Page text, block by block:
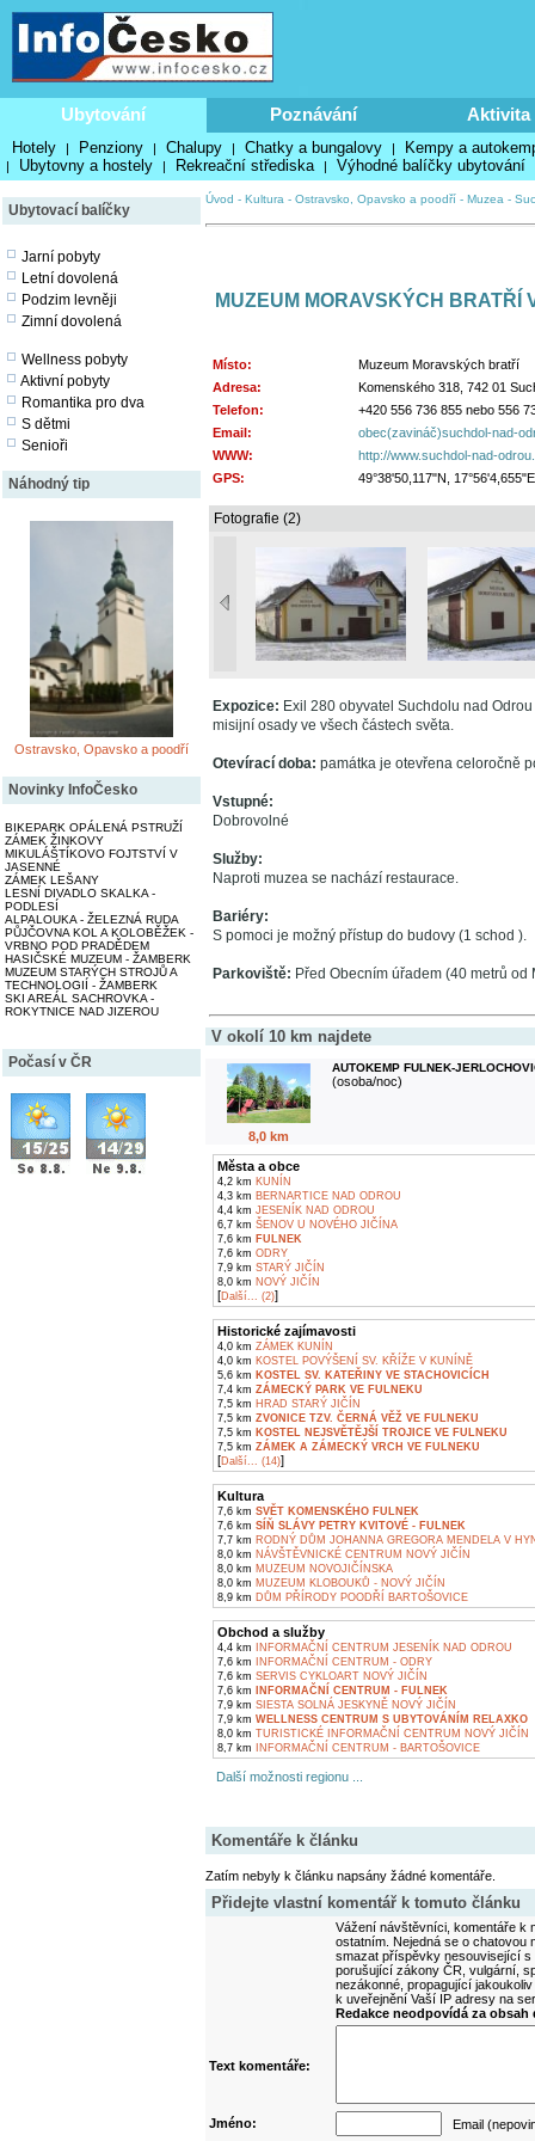
Ubytování Poznávání Aktivita
Hotely | Penziony | Chalupy | Chatky a bungalovy | Kempy a
| Ubytovny a hostely | Rekreační střediska | Výhodné balíčky ubytování
Ubytovací balíčky
Jarní pobyty
Letní dovolená
Podzim levněji
Zimní dovolená
Wellness pobyty
Aktivní pobyty
Romantika pro dva
S dětmi
Senioři
Náhodný tip
Ostravsko, Opavsko a poodří
Novinky InfoČesko
BIKEPARK OPÁLENÁ PSTRUŽÍ
ZÁMEK ŽINKOVY
MIKULÁŠTÍKOVO FOJTSTVÍ V
JASENNÉ
ZÁMEK LEŠANY
LESNÍ DIVADLO SKALKA -
PODLESÍ
ALPALOUKA - ŽELEZNÁ RUDA
PŮJČOVNA KOL A KOLOBĚŽEK -
VRBNO POD PRADĚDEM
HASIČSKÉ MUZEUM - ŽAMBERK
MUZEUM STARÝCH STROJŮ A
TECHNOLOGIÍ - ŽAMBERK
SKI AREÁL SACHROVKA -
ROKYTNICE NAD JIZEROU
Počasí v ČR
Úvod - Kultura - Ostravsko, Opavsko a poodří - Muzea -
MUZEUM MORAVSKÝCH BRATŘÍ
Místo:
Muzeum Moravských bratří
Adresa:
Komenského 318, 742 01
Telefon:
+420 556 736 855 nebo 556
Email:
obec(zavináč)suchdol-nad-
WWW:
http://www.suchdol-nad-
GPS:
49°38'50,117"N, 17°56'4,655"E
Fotografie (2)
Expozice: Exil 280 obyvatel Suchdolu nad
misijní osady ve všech částech světa.
Otevírací doba: památka je otevřena celoročně
Vstupné:
Dobrovolné
Služby:
Naproti muzea se nachází restaurace.
Bariéry:
S pomoci je možný přístup do budovy (1 schod ).
Parkoviště: Před Obecním úřadem (40 metrů od
V okolí 10 km najdete
8,0 km
AUTOKEMP FULNEK-
(osoba/noc)
Města a obce
4,2 km KUNÍN
4,3 km BERNARTICE NAD ODROU
4,4 km JESENÍK NAD ODROU
6,7 km ŠENOV U NOVÉHO JIČÍNA
7,6 km FULNEK
7,6 km ODRY
7,9 km STARÝ JIČÍN
8,0 km NOVÝ JIČÍN
[Další... (2)]
Historické zajímavosti
4,0 km ZÁMEK KUNÍN
4,0 km KOSTEL POVÝŠENÍ SV. KŘÍŽE V KUNÍNĚ
5,6 km KOSTEL SV. KATEŘINY VE STACHOVICÍCH
7,4 km ZÁMECKÝ PARK VE FULNEKU
7,5 km HRAD STARÝ JIČÍN
7,5 km ZVONICE TZV. ČERNÁ VĚŽ VE FULNEKU
7,5 km KOSTEL NEJSVĚTĚJŠÍ TROJICE VE FULNEKU
7,5 km ZÁMEK A ZÁMECKÝ VRCH VE FULNEKU
[Další... (14)]
Kultura
7,6 km SVĚT KOMENSKÉHO FULNEK
7,6 km SÍŇ SLÁVY PETRY KVITOVÉ - FULNEK
7,7 km RODNÝ DŮM JOHANNA GREGORA MENDELA V
8,0 km NÁVŠTĚVNICKÉ CENTRUM NOVÝ JIČÍN
8,0 km MUZEUM NOVOJIČÍNSKA
8,0 km MUZEUM KLOBOUKŮ - NOVÝ JIČÍN
8,9 km DŮM PŘÍRODY POODŘÍ BARTOŠOVICE
Obchod a služby
4,4 km INFORMAČNÍ CENTRUM JESENÍK NAD ODROU
7,6 km INFORMAČNÍ CENTRUM - ODRY
7,6 km SERVIS CYKLOART NOVÝ JIČÍN
7,6 km
INFORMAČNÍ CENTRUM - FULNEK
7,9 km SIESTA SOLNÁ JESKYNĚ NOVÝ JIČÍN
7,9 km WELLNESS CENTRUM S UBYTOVÁNÍM RELAXKO
8,0 km TURISTICKÉ INFORMAČNÍ CENTRUM NOVÝ JIČÍN
8,7 km INFORMAČNÍ CENTRUM - BARTOŠOVICE
Další možnosti regionu ...
Komentáře k článku
Zatím nebyly k článku napsány žádné komentáře.
Přidejte vlastní komentář k tomuto článku
Vážení návštěvníci, komentáře k
ostatním. Nejedná se o
smazat příspěvky nesouvisející
porušující zákony ČR, vulgární,
nezákonné, propagující
k uveřejnění Vaší IP adresy na
Redakce neodpovídá za
Text komentáře:
Jméno: Email